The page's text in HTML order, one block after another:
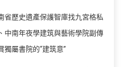
省歷史遺產保護智庫找九宮格私
中南年夜學建筑與藝術學院副傳
獨屬書院的“建筑意”